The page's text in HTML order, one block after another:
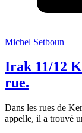
Michel Setboun
Irak 11/12
rue.
Dans les rues de
appelle, il a trouvé